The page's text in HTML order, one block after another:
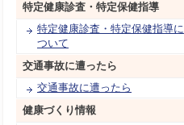
特定健康診査・特定保健指導
特定健康診査・特定保健指導に
ついて
交通事故に遭ったら
交通事故に遭ったら
健康づくり情報